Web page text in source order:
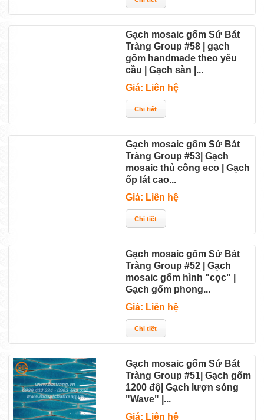
Gạch mosaic gốm Sứ Bát
Tràng Group #58 | gạch
gốm handmade theo yêu
cầu | Gạch sàn |...
Giá: Liên hệ
Gạch mosaic gốm Sứ Bát
Tràng Group #53| Gạch
mosaic thủ công eco | Gạch
ốp lát cao...
Giá: Liên hệ
Gạch mosaic gốm Sứ Bát
Tràng Group #52 | Gạch
mosaic gốm hình "cọc" |
Gạch gốm phong...
Giá: Liên hệ
Gạch mosaic gốm Sứ Bát
Tràng Group #51| Gạch gốm
1200 độ| Gạch lượn sóng
"Wave" |...
Giá: Liên hệ